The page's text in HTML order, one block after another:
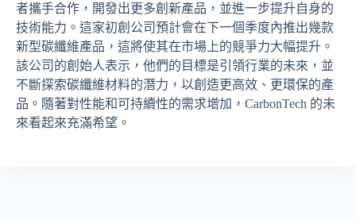
者攜手合作，開發出更多創新產品，並進一步提升自身的
技術能力。這家初創公司預計會在下一個季度內推出幾款
新型碳纖維產品，這將使其在市場上的競爭力大幅提升。
該公司的創始人表示，他們的目標是引領行業的未來，並
不斷探索碳纖維材料的潛力，以創造更高效、更環保的產
品。隨著對性能和可持續性的需求增加，CarbonTech 的未
來看起來充滿希望。